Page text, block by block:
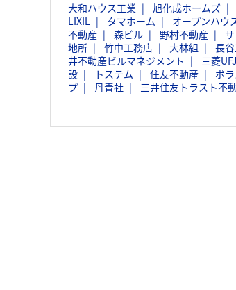
大和ハウス工業 旭化成ホームズ
LIXIL
タマホーム オープンハウ
不動産
森ビル 野村不動産
地所
竹中工務店 大林組 長
井不動産ビルマネジメント
三菱
設
トステム 住友不動産 ポ
プ
丹青社 三井住友トラスト不